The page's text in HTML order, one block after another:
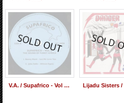
V.A. / Supafrico - Vol V - The Sound Of Funky Africa (12inch)